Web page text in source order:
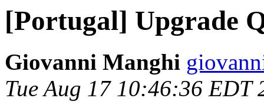
[Portugal] Upgrade
Giovanni Manghi
Tue Aug 17 10:46:36 EDT